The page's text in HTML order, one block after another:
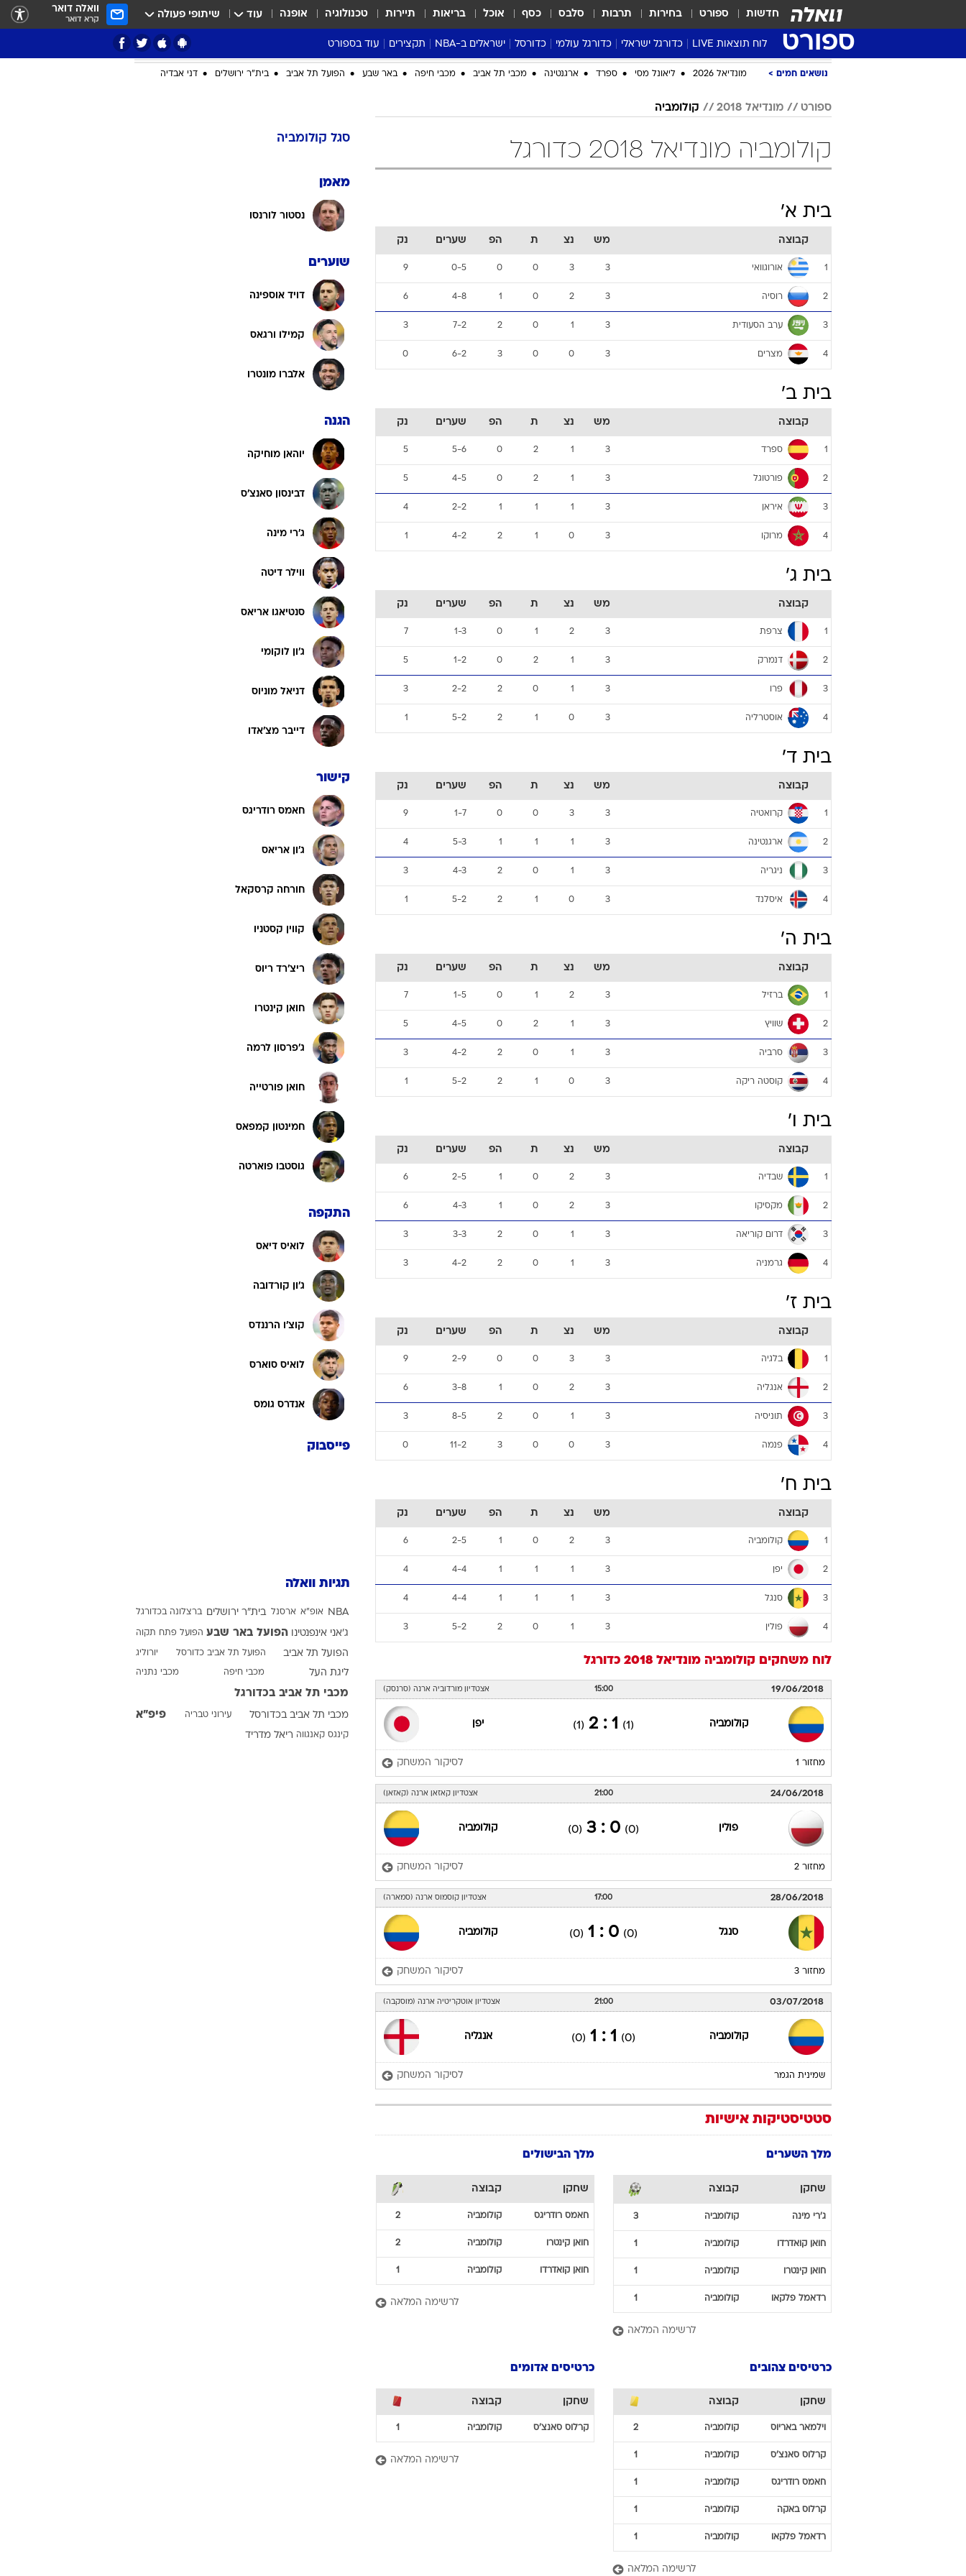
חדשות ספורט בחירות תרבות סלבס כסף אוכל בריאות תיירות טכנולוגיה אופנה עוד שיתופי פעולה וואלה דואר
קרא דואר
ספורט לוח תוצאות LIVE כדורגל ישראלי
ליגת העל Winner
גביע המדינה
שגרירים
כדורגל עולמי
ליגה אנגלית
ליגה צרפתית
כדורסל
ליגת העל
נבחרות ישראל בכדורסל
ישראלים ב-NBA
דני אבדיה
תקצירים עוד בספורט
מונדיאל 2026
פודקאסטים ציון 3
אבא של שבת
מעל הטבעת
סערה בממלכה
טראש טוק
ספורט אמריקאי
ענפים נוספים
לוח שידורים
החידה של ספורט1
ארכיון מדורים
רץ על הקווים
סוגרים שנה
לונדון 2012
רוגבי וקריקט
ביליארד
נושאים חמים מונדיאל 2026 ליאונל מסי ספרד ארגנטינה מכבי תל אביב מכבי חיפה באר שבע הפועל תל אביב
ספורט
קולומביה מונדיאל 2018 כדורגל
בית א'
קבוצה
אורוגוואי 3
3
0
0
0-5
9
2 רוסיה 3
2
0
1
4-8
6
3 ערב הסעודית 3
1
0
2
7-2
3
4 מצרים 3
0
0
3
6-2
0
בית ב'
קבוצה
ספרד 3
1
2
0
5-6
5
2 פורטוגל 3
1
2
0
4-5
5
3 איראן 3
1
1
1
2-2
4
4 מרוקו 3
0
1
2
4-2
1
בית ג'
קבוצה
צרפת 3
2
1
0
1-3
7
2 דנמרק 3
1
2
0
1-2
5
3 פרו 3
1
0
2
2-2
3
4 אוסטרליה 3
0
1
2
5-2
1
בית ד'
קבוצה
קרואטיה 3
3
0
0
1-7
9
2 ארגנטינה 3
1
1
1
5-3
4
3 ניגריה 3
1
0
2
4-3
3
4 איסלנד 3
0
1
2
5-2
1
בית ה'
קבוצה
ברזיל 3
2
1
0
1-5
7
2 שוויץ 3
1
2
0
4-5
5
3 סרביה 3
1
0
2
4-2
3
4 קוסטה ריקה 3
0
1
2
5-2
1
בית ו'
קבוצה
שבדיה 3
2
0
1
2-5
6
2 מקסיקו 3
2
0
1
4-3
6
3 דרום קוריאה 3
1
0
2
3-3
3
4 גרמניה 3
1
0
2
4-2
3
בית ז'
קבוצה
בלגיה 3
3
0
0
2-9
9
2 אנגליה 3
2
0
1
3-8
6
3 תוניסיה 3
1
0
2
8-5
3
4 פנמה 3
0
0
3
11-2
0
בית ח'
קבוצה מש
קולומביה 2-5
2
3
1
3 סנגל 3
1
1
1
4-4
4
לוח משחקים
19/06/2018 אצטדיון מורדוביה ארנה (סרנסק)
(1)
1 : 2
(1)
מחזור 1 לסיקור המשחק
24/06/2018 אצטדיון קאזאן ארנה (קאזאן)
(0)
0 : 3
(0)
מחזור 2 לסיקור המשחק
28/06/2018 אצטדיון קוסמוס ארנה (סמארה)
(0)
0 : 1
(0)
מחזור 3
03/07/2018
21:00
קולומביה (0)
(0) אנגליה
שמינית הגמר לסיקור המשחק
סטטיסטיקות אישיות
ג'רי מינה
חואן קואדרדו קולומביה 1
חואן קינטרו קולומביה 1
רדאמל פלקאו קולומביה 1
לרשימה המלאה
חאמס רודריגס
חואן קינטרו קולומביה 2
חואן קואדרדו קולומביה 1
לרשימה המלאה
כרטיסים צהובים
סגלקולומביה
מאמן
נסטור לורנסו
שוערים
דויד אוספינה
קמילו ורגאס
אלברו מונטרו
הגנה
יוהאן מוחיקה
דבינסון סאנצ'ס
ג'רי מינה
ווילר דיטה
ג'ון לוקומי
דניאל מוניוס
דייבר מצ'אדו
קישור
חאמס רודריגס
ג'ון אריאס
חורחה קרסקאל
קווין קסטניו
ריצ'רד ריוס
חואן קינטרו
חואן פורטייה
חמינטון קמפאס
גוסטבו פוארטה
התקפה
לואיס דיאס
תגיות וואלה